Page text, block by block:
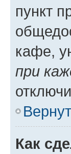
пункт
кафе,
при
Как